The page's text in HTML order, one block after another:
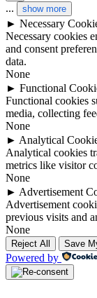
... show more
► Necessary
Necessary cookies
and consent
data.
None
► Functional
Functional cookies
media, collecting
None
► Analytical
Analytical cookies
metrics like visitor
None
► Advertisement
Advertisement
previous visits and
None
Reject All Save
Powered by